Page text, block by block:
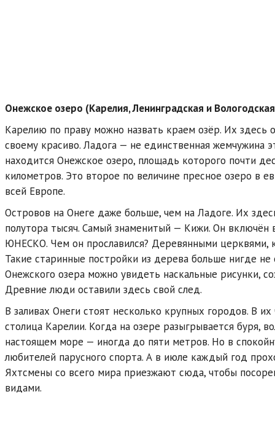
Онежское озеро (Карелия, Ленинградская и
Карелию по праву можно назвать краем озёр. Их здесь
своему красиво. Ладога — не единственная жемчужина
находится Онежское озеро, площадь которого почти
километров. Это второе по величине пресное озеро в
всей Европе.
Островов на Онеге даже больше, чем на Ладоге. Их
полутора тысяч. Самый знаменитый — Кижи. Он включён
ЮНЕСКО. Чем он прославился? Деревянными церквями,
Такие старинные постройки из дерева больше нигде
Онежского озера можно увидеть наскальные рисунки,
Древние люди оставили здесь свой след.
В заливах Онеги стоят несколько крупных городов. В
столица Карелии. Когда на озере разыгрывается буря,
настоящем море — иногда до пяти метров. Но в
любителей парусного спорта. А в июле каждый год
Яхтсмены со всего мира приезжают сюда, чтобы
видами.